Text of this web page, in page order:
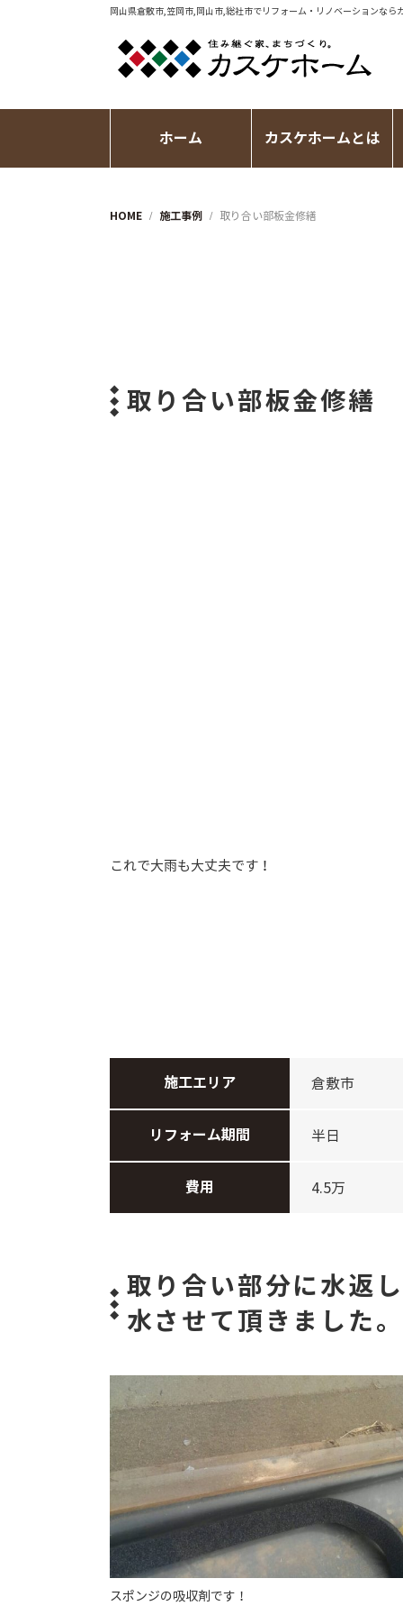
岡山県倉敷市,笠岡市,岡山市,総社市でリフォーム・リノベーションなら
ホーム カスケホームとは
HOME 施工事例 取り合い部板金修繕
取り合い部板金修繕
これで大雨も大丈夫です！
施工エリア 倉敷市
リフォーム期間 半日
費用 4.5万
取り合い部分に水返
水させて頂きました。
スポンジの吸収剤です！